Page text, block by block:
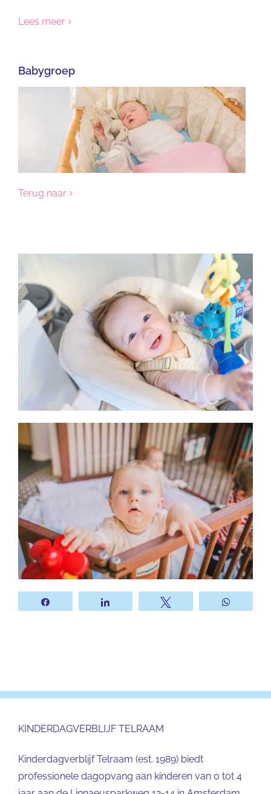
Lees meer
Babygroep
Terug naar
KINDERDAGVERBLIJF TELRAAM
Kinderdagverblijf Telraam (est. 1989) biedt
professionele dagopvang aan kinderen van 0 tot 4